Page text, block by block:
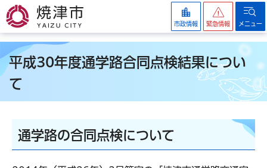
焼津市
市政情報 緊急情報 メニュー
平成30年度通学路合同点検結果につい
て
通学路の合同点検について